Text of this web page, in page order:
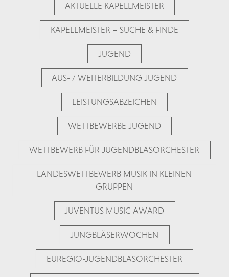
AKTUELLE KAPELLMEISTER
KAPELLMEISTER – SUCHE & FINDE
JUGEND
AUS- / WEITERBILDUNG JUGEND
LEISTUNGSABZEICHEN
WETTBEWERBE JUGEND
WETTBEWERB FÜR JUGENDBLASORCHESTER
LANDESWETTBEWERB MUSIK IN KLEINEN
GRUPPEN
JUVENTUS MUSIC AWARD
JUNGBLÄSERWOCHEN
EUREGIO-JUGENDBLASORCHESTER